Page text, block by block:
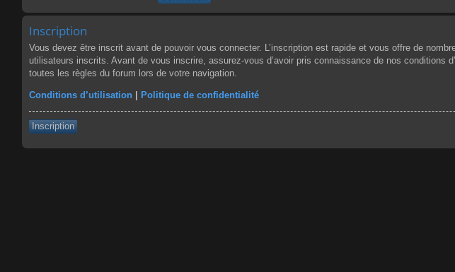
Inscription
Vous devez être inscrit avant de pouvoir vous connecter. L’inscription est rapide et vous offre de
utilisateurs inscrits. Avant de vous inscrire, assurez-vous d’avoir pris connaissance de nos
toutes les règles du forum lors de votre navigation.
Conditions d’utilisation Politique de confidentialité
Inscription